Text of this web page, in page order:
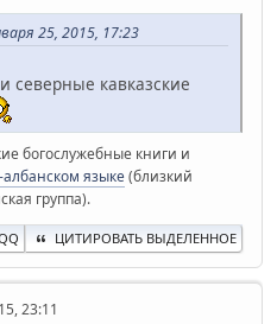
25, 2015, 17:23
северные кавказские
богослужебные книги и
албанском языке(близкий
группа).
ЦИТИРОВАТЬ ВЫДЕЛЕННОЕ
23:11